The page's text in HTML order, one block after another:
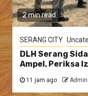
2 min read
SERANG CITY
DLH Serang
Ampel, Periksa
11 jam ago Admin